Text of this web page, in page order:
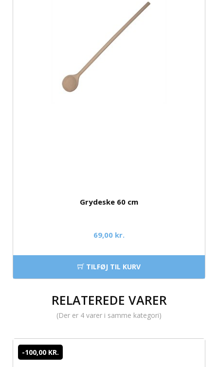
Grydeske 60 cm
69,00 kr.
TILFØJ TIL KURV
RELATEREDE VARER
(Der er 4 varer i samme kategori)
-100,00 KR.